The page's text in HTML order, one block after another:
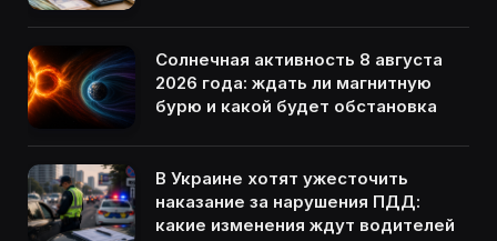
Солнечная активность 8 августа
2026 года: ждать ли магнитную
бурю и какой будет обстановка
В Украине хотят ужесточить
наказание за нарушения ПДД:
какие изменения ждут водителей